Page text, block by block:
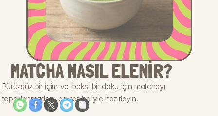
MATCHA NASIL ELENIR?
Pürüzsüz bir içim ve ipeksi bir doku için matchayı
topaklanmadan, en saf haliyle hazırlayın.